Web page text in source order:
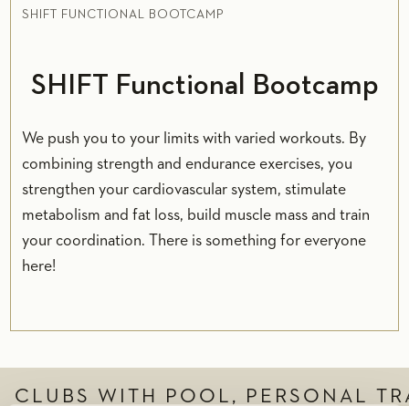
SHIFT FUNCTIONAL BOOTCAMP
SHIFT Functional Bootcamp
We push you to your limits with varied workouts. By
combining strength and endurance exercises, you
strengthen your cardiovascular system, stimulate
metabolism and fat loss, build muscle mass and train
your coordination. There is something for everyone
here!
CLUBS WITH POOL, PERSONAL